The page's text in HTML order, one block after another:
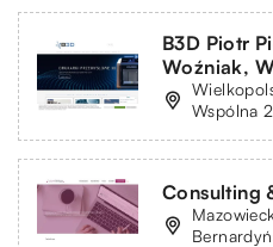
B3D Piotr
Woźniak,
Wspólna
Consulting